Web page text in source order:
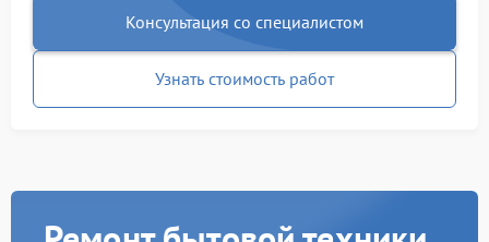
Консультация со специалистом
Узнать стоимость работ